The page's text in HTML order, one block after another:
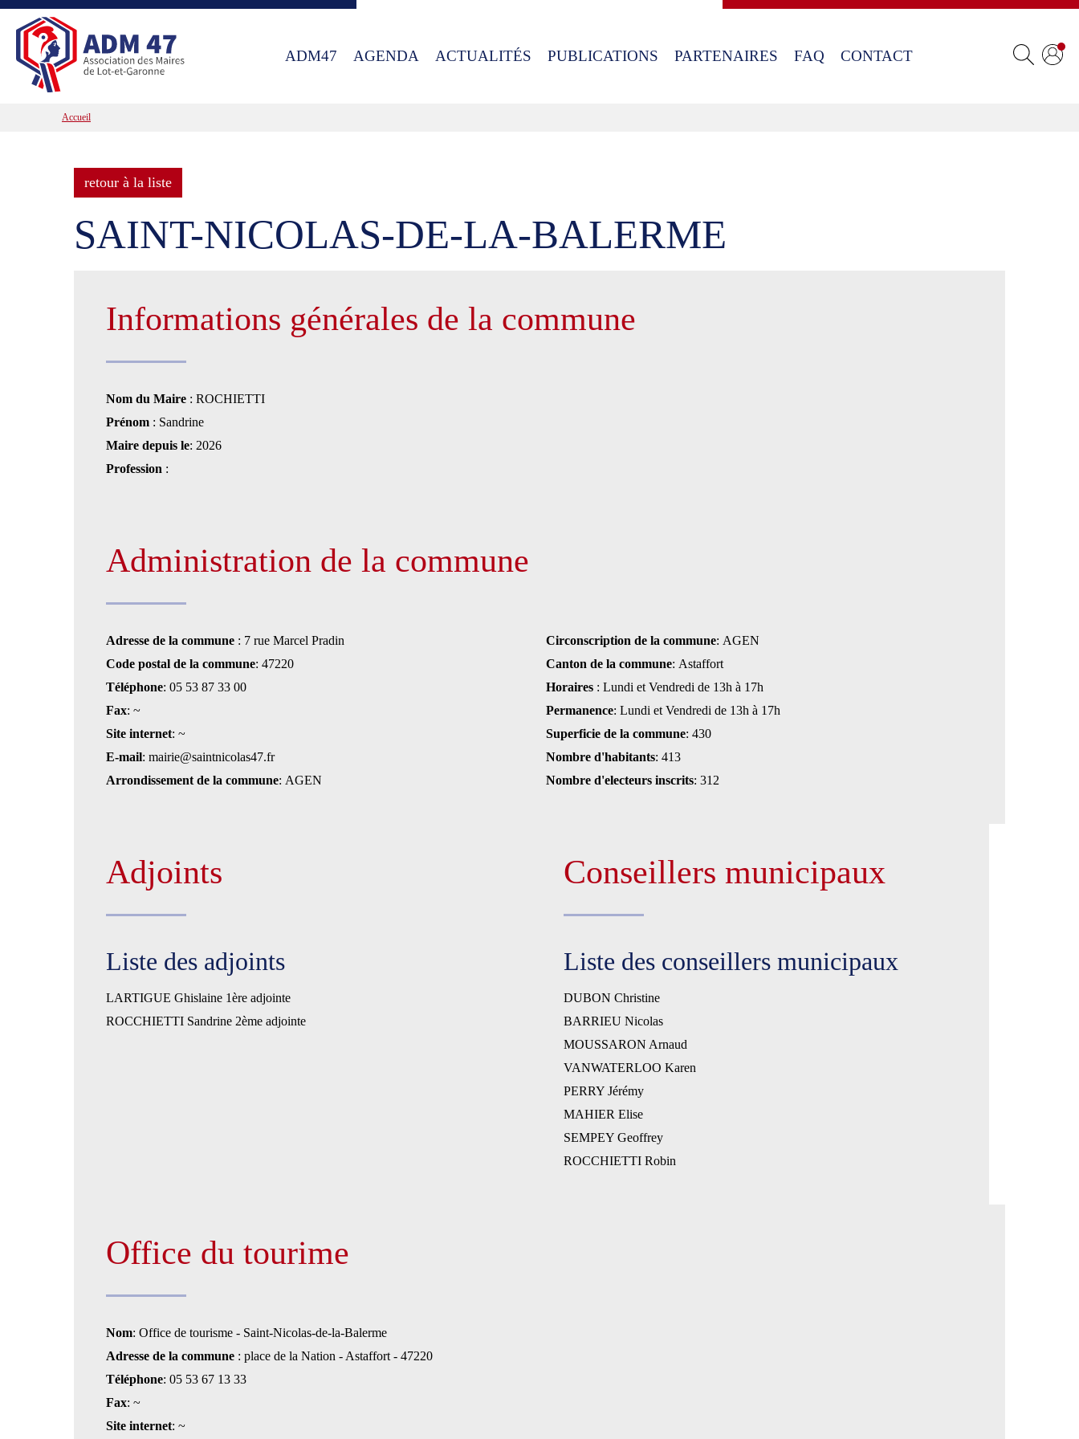
ADM47 AGENDA ACTUALITÉS PUBLICATIONS PARTENAIRES FAQ CONTACT
Accueil
retour à la liste
SAINT-NICOLAS-DE-LA-BALERME
Informations générales de la commune
Nom du Maire : ROCHIETTI
Prénom : Sandrine
Maire depuis le: 2026
Profession :
Administration de la commune
Adresse de la commune : 7 rue Marcel Pradin
Code postal de la commune: 47220
Téléphone: 05 53 87 33 00
Fax: ~
Site internet: ~
E-mail: mairie@saintnicolas47.fr
Arrondissement de la commune: AGEN
Circonscription de la commune: AGEN
Canton de la commune: Astaffort
Horaires : Lundi et Vendredi de 13h à 17h
Permanence: Lundi et Vendredi de 13h à 17h
Superficie de la commune: 430
Nombre d'habitants: 413
Nombre d'electeurs inscrits: 312
Adjoints
Liste des adjoints
LARTIGUE Ghislaine 1ère adjointe
ROCCHIETTI Sandrine 2ème adjointe
Conseillers municipaux
Liste des conseillers municipaux
DUBON Christine
BARRIEU Nicolas
MOUSSARON Arnaud
VANWATERLOO Karen
PERRY Jérémy
MAHIER Elise
SEMPEY Geoffrey
ROCCHIETTI Robin
Office du tourime
Nom: Office de tourisme - Saint-Nicolas-de-la-Balerme
Adresse de la commune : place de la Nation - Astaffort - 47220
Téléphone: 05 53 67 13 33
Fax: ~
Site internet: ~